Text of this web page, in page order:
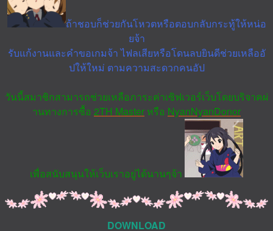
ถ้าชอบก็ช่วยกันโหวตหรือตอบกลับกระทู้ให้หน่อ
ยจ้า
รับแก้งานและคำขอเกมจ้า ไฟลเสียหรือโดนลบยินดีช่วยเหลืออั
ปให้ใหม่ ตามความสะดวกคนอัป
วันนี้สมาชิกสามารถช่วยเหลือภาระค่าเซิฟเวอร์เว็บโดยบริจาคผ่
านทางการซื้อ 2TH Master หรือ NyanNyanDonor
เพื่อสนับสนุนให้เว็บเราอยู่ได้นานๆจ้า
DOWNLOAD